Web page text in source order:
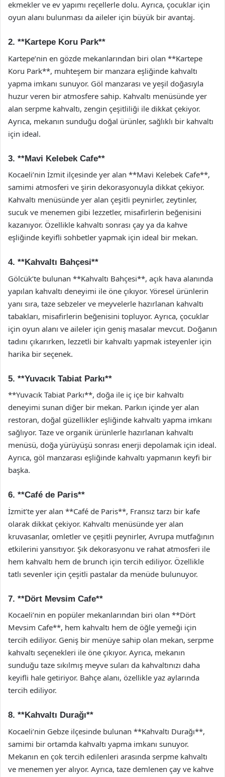
ekmekler ve ev yapımı reçellerle dolu. Ayrıca, çocuklar için
oyun alanı bulunması da aileler için büyük bir avantaj.
2. **Kartepe Koru Park**
Kartepe’nin en gözde mekanlarından biri olan **Kartepe
Koru Park**, muhteşem bir manzara eşliğinde kahvaltı
yapma imkanı sunuyor. Göl manzarası ve yeşil doğasıyla
huzur veren bir atmosfere sahip. Kahvaltı menüsünde yer
alan serpme kahvaltı, zengin çeşitliliği ile dikkat çekiyor.
Ayrıca, mekanın sunduğu doğal ürünler, sağlıklı bir kahvaltı
için ideal.
3. **Mavi Kelebek Cafe**
Kocaeli’nin İzmit ilçesinde yer alan **Mavi Kelebek Cafe**,
samimi atmosferi ve şirin dekorasyonuyla dikkat çekiyor.
Kahvaltı menüsünde yer alan çeşitli peynirler, zeytinler,
sucuk ve menemen gibi lezzetler, misafirlerin beğenisini
kazanıyor. Özellikle kahvaltı sonrası çay ya da kahve
eşliğinde keyifli sohbetler yapmak için ideal bir mekan.
4. **Kahvaltı Bahçesi**
Gölcük’te bulunan **Kahvaltı Bahçesi**, açık hava alanında
yapılan kahvaltı deneyimi ile öne çıkıyor. Yöresel ürünlerin
yanı sıra, taze sebzeler ve meyvelerle hazırlanan kahvaltı
tabakları, misafirlerin beğenisini topluyor. Ayrıca, çocuklar
için oyun alanı ve aileler için geniş masalar mevcut. Doğanın
tadını çıkarırken, lezzetli bir kahvaltı yapmak isteyenler için
harika bir seçenek.
5. **Yuvacık Tabiat Parkı**
**Yuvacık Tabiat Parkı**, doğa ile iç içe bir kahvaltı
deneyimi sunan diğer bir mekan. Parkın içinde yer alan
restoran, doğal güzellikler eşliğinde kahvaltı yapma imkanı
sağlıyor. Taze ve organik ürünlerle hazırlanan kahvaltı
menüsü, doğa yürüyüşü sonrası enerji depolamak için ideal.
Ayrıca, göl manzarası eşliğinde kahvaltı yapmanın keyfi bir
başka.
6. **Café de Paris**
İzmit’te yer alan **Café de Paris**, Fransız tarzı bir kafe
olarak dikkat çekiyor. Kahvaltı menüsünde yer alan
kruvasanlar, omletler ve çeşitli peynirler, Avrupa mutfağının
etkilerini yansıtıyor. Şık dekorasyonu ve rahat atmosferi ile
hem kahvaltı hem de brunch için tercih ediliyor. Özellikle
tatlı sevenler için çeşitli pastalar da menüde bulunuyor.
7. **Dört Mevsim Cafe**
Kocaeli’nin en popüler mekanlarından biri olan **Dört
Mevsim Cafe**, hem kahvaltı hem de öğle yemeği için
tercih ediliyor. Geniş bir menüye sahip olan mekan, serpme
kahvaltı seçenekleri ile öne çıkıyor. Ayrıca, mekanın
sunduğu taze sıkılmış meyve suları da kahvaltınızı daha
keyifli hale getiriyor. Bahçe alanı, özellikle yaz aylarında
tercih ediliyor.
8. **Kahvaltı Durağı**
Kocaeli’nin Gebze ilçesinde bulunan **Kahvaltı Durağı**,
samimi bir ortamda kahvaltı yapma imkanı sunuyor.
Mekanın en çok tercih edilenleri arasında serpme kahvaltı
ve menemen yer alıyor. Ayrıca, taze demlenen çay ve kahve